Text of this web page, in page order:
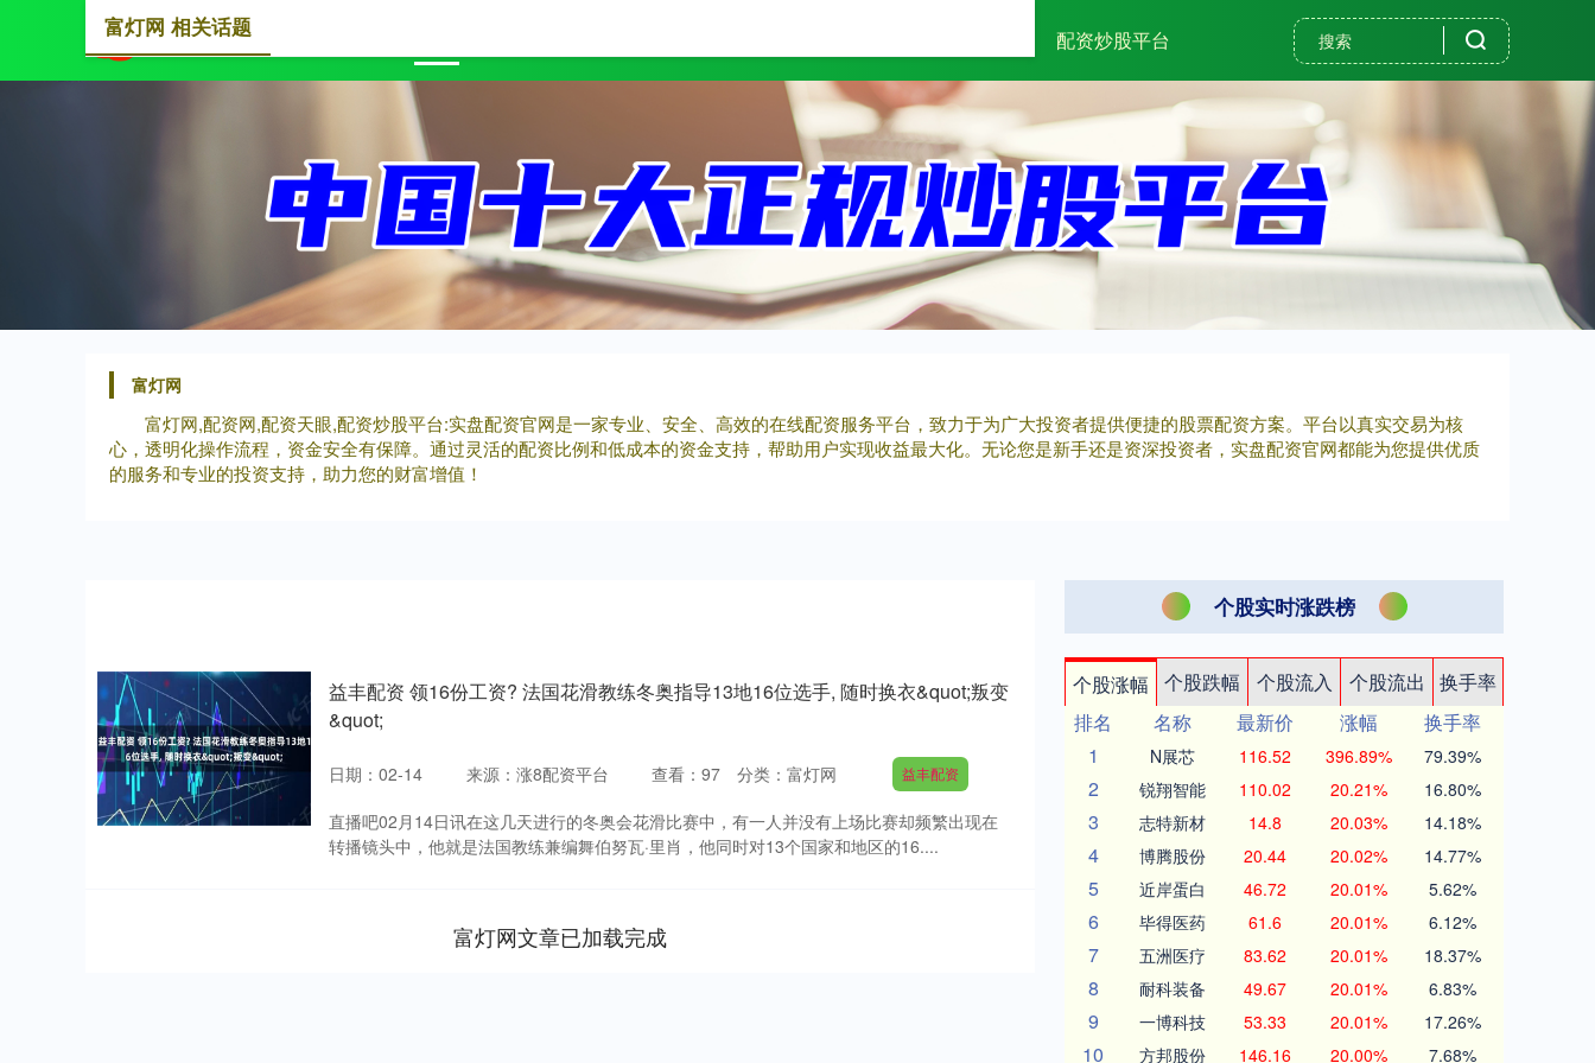
配资炒股平台
富灯网
富灯网,配资网,配资天眼,配资炒股平台:实盘配资官网是一家专业、安全、高效的在线配资服务平台，致力于为广大投资者提供便捷的股票配资方案。平台以真实交易为核
心，透明化操作流程，资金安全有保障。通过灵活的配资比例和低成本的资金支持，帮助用户实现收益最大化。无论您是新手还是资深投资者，实盘配资官网都能为您提供优质
的服务和专业的投资支持，助力您的财富增值！
富灯网 相关话题
益丰配资 领16份工资? 法国花滑教练冬奥指导13地16位选手, 随时换衣&quot;叛变
&quot;
日期：02-14 来源：涨8配资平台 查看： 97 分类： 富灯网 益丰配资
直播吧02月14日讯在这几天进行的冬奥会花滑比赛中，有一人并没有上场比赛却频繁出现在
转播镜头中，他就是法国教练兼编舞伯努瓦·里肖，他同时对13个国家和地区的16....
富灯网文章已加载完成
个股实时涨跌榜
个股涨幅 个股跌幅 个股流入 个股流出
换手率
排名
名称 最新价 涨幅
换手率
1
N展芯 116.52 396.89% 79.39%
2 锐翔智能 110.02 20.21% 16.80%
3 志特新材 14.8 20.03% 14.18%
4 博腾股份 20.44 20.02% 14.77%
5 近岸蛋白 46.72 20.01% 5.62%
6 毕得医药 61.6 20.01% 6.12%
7 五洲医疗 83.62 20.01% 18.37%
8 耐科装备 49.67 20.01% 6.83%
9 一博科技 53.33 20.01% 17.26%
10 方邦股份 146.16 20.00% 7.68%